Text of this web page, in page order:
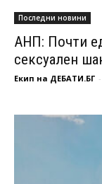
Последни новини
АНП: Почти
сексуален
Екип на ДЕБАТИ.БГ -